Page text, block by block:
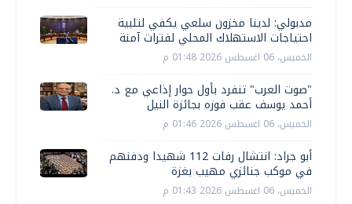
مدبولي: لدينا مخزون سلعي يكفي لتلبية
احتياجات الاستهلاك المحلي لفترات آمنة
الخميس، 06 اغسطس 2026 01:48 م
"صوت العرب" تنفرد بأول حوار إذاعي مع د.
أحمد يوسف عقب فوزه بجائزة النيل
الخميس، 06 اغسطس 2026 01:46 م
أبو جراد: انتشال رفات 112 شهيدا ودفنهم
في موكب جنائزي مهيب بغزة
الخميس، 06 اغسطس 2026 01:43 م